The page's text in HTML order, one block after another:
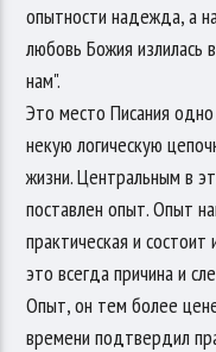
опытности надежда, а
любовь Божия
нам".
Это место Писания
некую логическую
жизни. Центральным в
поставлен опыт. Опыт
практическая и
это всегда причина и
Опыт, он тем более
времени подтвердил